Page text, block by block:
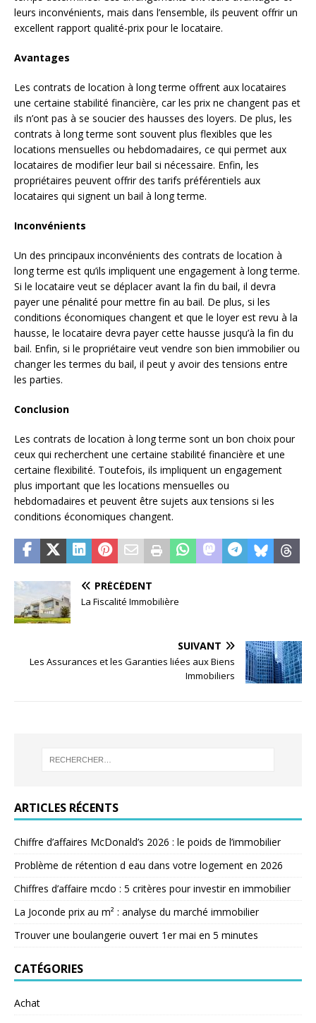
leurs inconvénients, mais dans l’ensemble, ils peuvent offrir un
excellent rapport qualité-prix pour le locataire.
Avantages
Les contrats de location à long terme offrent aux locataires
une certaine stabilité financière, car les prix ne changent pas et
ils n’ont pas à se soucier des hausses des loyers. De plus, les
contrats à long terme sont souvent plus flexibles que les
locations mensuelles ou hebdomadaires, ce qui permet aux
locataires de modifier leur bail si nécessaire. Enfin, les
propriétaires peuvent offrir des tarifs préférentiels aux
locataires qui signent un bail à long terme.
Inconvénients
Un des principaux inconvénients des contrats de location à
long terme est qu’ils impliquent une engagement à long terme.
Si le locataire veut se déplacer avant la fin du bail, il devra
payer une pénalité pour mettre fin au bail. De plus, si les
conditions économiques changent et que le loyer est revu à la
hausse, le locataire devra payer cette hausse jusqu’à la fin du
bail. Enfin, si le propriétaire veut vendre son bien immobilier ou
changer les termes du bail, il peut y avoir des tensions entre
les parties.
Conclusion
Les contrats de location à long terme sont un bon choix pour
ceux qui recherchent une certaine stabilité financière et une
certaine flexibilité. Toutefois, ils impliquent un engagement
plus important que les locations mensuelles ou
hebdomadaires et peuvent être sujets aux tensions si les
conditions économiques changent.
PRÉCÉDENT
La Fiscalité Immobilière
SUIVANT
Les Assurances et les Garanties liées aux Biens
Immobiliers
ARTICLES RÉCENTS
Chiffre d’affaires McDonald’s 2026 : le poids de l’immobilier
Problème de rétention d eau dans votre logement en 2026
Chiffres d’affaire mcdo : 5 critères pour investir en immobilier
La Joconde prix au m² : analyse du marché immobilier
Trouver une boulangerie ouvert 1er mai en 5 minutes
CATÉGORIES
Achat